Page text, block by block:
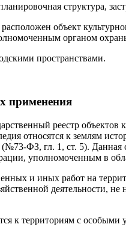
структура,
объект
органом
пространствами.
применения
реестр объектов
относятся к землям
ФЗ, гл. 1, ст. 5). Данная
уполномоченным в
и иных работ на
деятельности,
к территориям с особыми